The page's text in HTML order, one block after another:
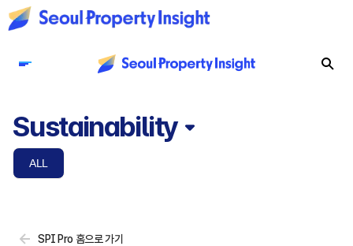
Sustainability
ALL
SPI Pro 홈으로 가기